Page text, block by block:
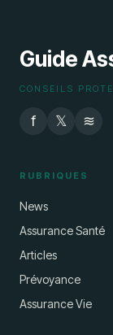
Guide
CONSEILS
f 𝕏 ≋
RUBRIQUES
News
Assurance Santé
Articles
Prévoyance
Assurance Vie